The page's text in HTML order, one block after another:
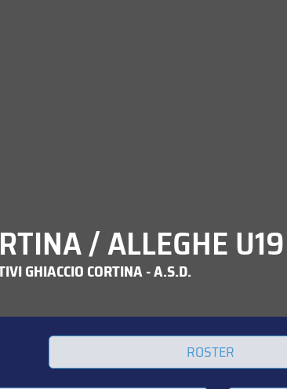
/ ALLEGHE U19
GHIACCIO CORTINA - A.S.D.
ROSTER